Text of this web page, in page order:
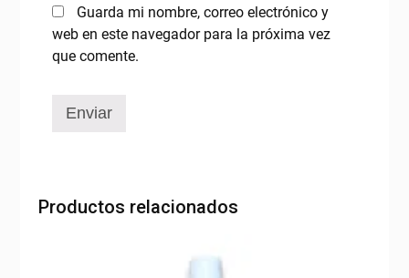
Guarda mi nombre, correo electrónico y
web en este navegador para la próxima vez
que comente.
Productos relacionados